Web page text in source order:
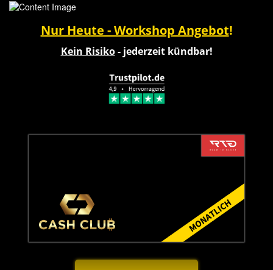
Nur Heute - Workshop Angebot!
Kein Risiko- jederzeit kündbar!